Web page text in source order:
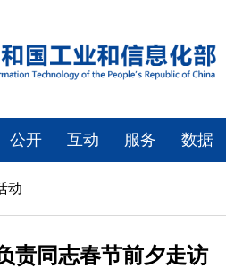
公开 互动 服务 数据
动
责同志春节前夕走访